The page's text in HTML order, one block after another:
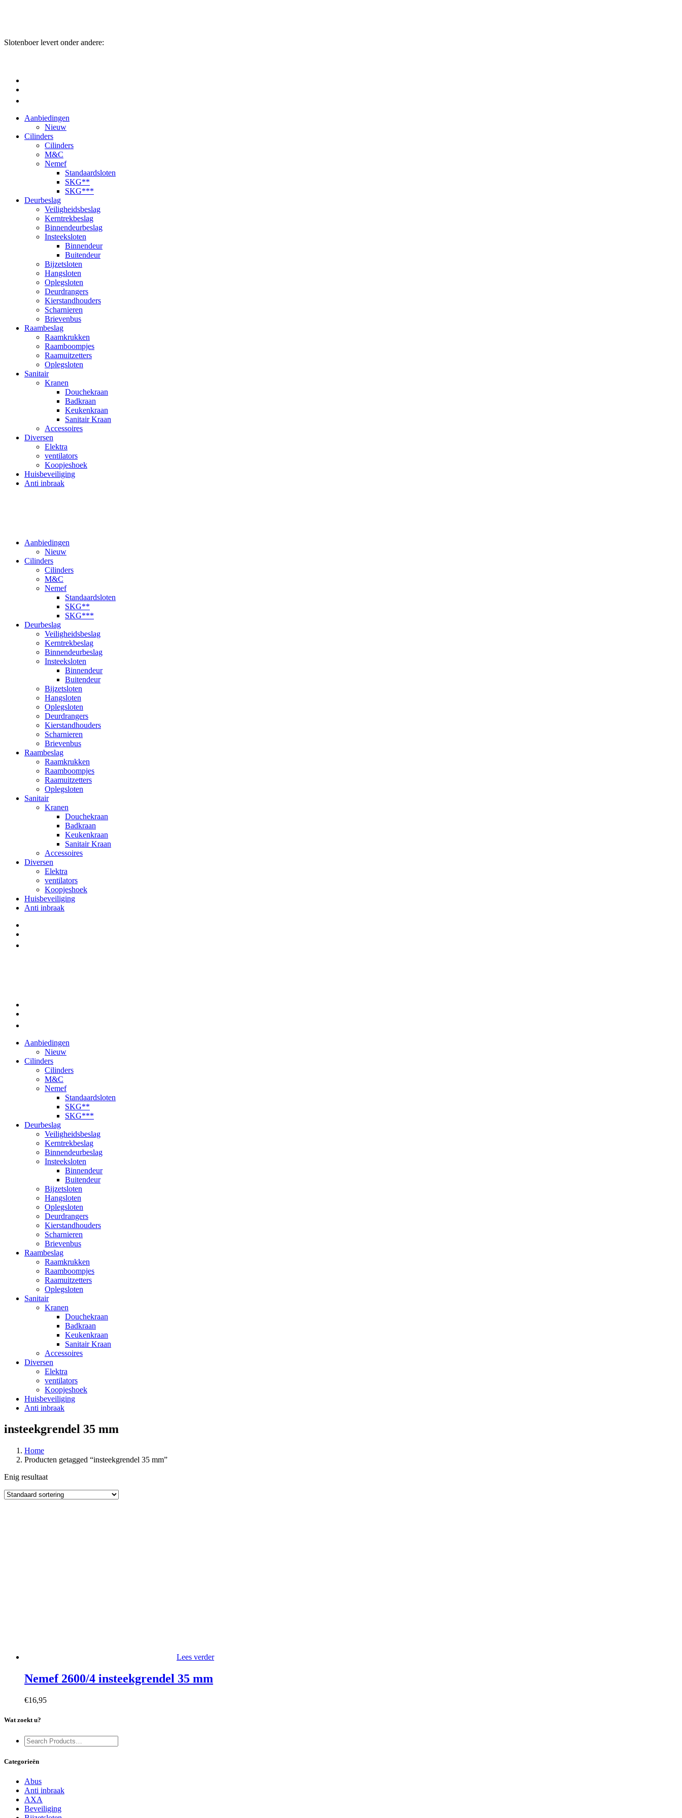
Slotenboer levert onder andere:
Aanbiedingen
Nieuw
Cilinders
Cilinders
M&C
Nemef
Standaardsloten
SKG**
SKG***
Deurbeslag
Veiligheidsbeslag
Kerntrekbeslag
Binnendeurbeslag
Insteeksloten
Binnendeur
Buitendeur
Bijzetsloten
Hangsloten
Oplegsloten
Deurdrangers
Kierstandhouders
Scharnieren
Brievenbus
Raambeslag
Raamkrukken
Raamboompjes
Raamuitzetters
Oplegsloten
Sanitair
Kranen
Douchekraan
Badkraan
Keukenkraan
Sanitair Kraan
Accessoires
Diversen
Elektra
ventilators
Koopjeshoek
Huisbeveiliging
Anti inbraak
Aanbiedingen
Nieuw
Cilinders
Cilinders
M&C
Nemef
Standaardsloten
SKG**
SKG***
Deurbeslag
Veiligheidsbeslag
Kerntrekbeslag
Binnendeurbeslag
Insteeksloten
Binnendeur
Buitendeur
Bijzetsloten
Hangsloten
Oplegsloten
Deurdrangers
Kierstandhouders
Scharnieren
Brievenbus
Raambeslag
Raamkrukken
Raamboompjes
Raamuitzetters
Oplegsloten
Sanitair
Kranen
Douchekraan
Badkraan
Keukenkraan
Sanitair Kraan
Accessoires
Diversen
Elektra
ventilators
Koopjeshoek
Huisbeveiliging
Anti inbraak
Aanbiedingen
Nieuw
Cilinders
Cilinders
M&C
Nemef
Standaardsloten
SKG**
SKG***
Deurbeslag
Veiligheidsbeslag
Kerntrekbeslag
Binnendeurbeslag
Insteeksloten
Binnendeur
Buitendeur
Bijzetsloten
Hangsloten
Oplegsloten
Deurdrangers
Kierstandhouders
Scharnieren
Brievenbus
Raambeslag
Raamkrukken
Raamboompjes
Raamuitzetters
Oplegsloten
Sanitair
Kranen
Douchekraan
Badkraan
Keukenkraan
Sanitair Kraan
Accessoires
Diversen
Elektra
ventilators
Koopjeshoek
Huisbeveiliging
Anti inbraak
insteekgrendel 35 mm
Home
Producten getagged “insteekgrendel 35 mm”
Enig resultaat
Lees verder
Nemef 2600/4 insteekgrendel 35 mm
€16,95
Wat zoekt u?
Categorieën
Abus
Anti inbraak
AXA
Beveiliging